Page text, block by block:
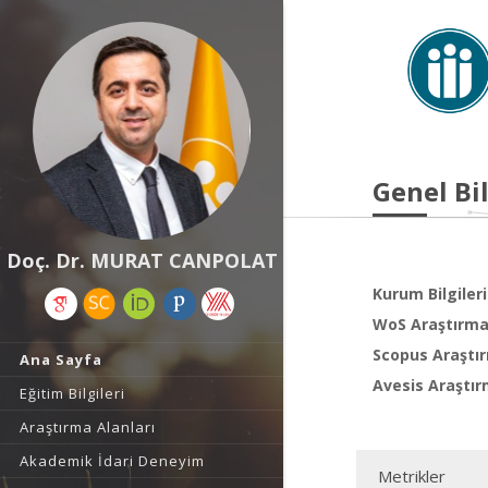
Doç. Dr. MURAT CANPOLAT
Ana Sayfa
Eğitim Bilgileri
Araştırma Alanları
Akademik İdari Deneyim
Genel
Kurum
WoS
Scopus
Avesis
Metrikler